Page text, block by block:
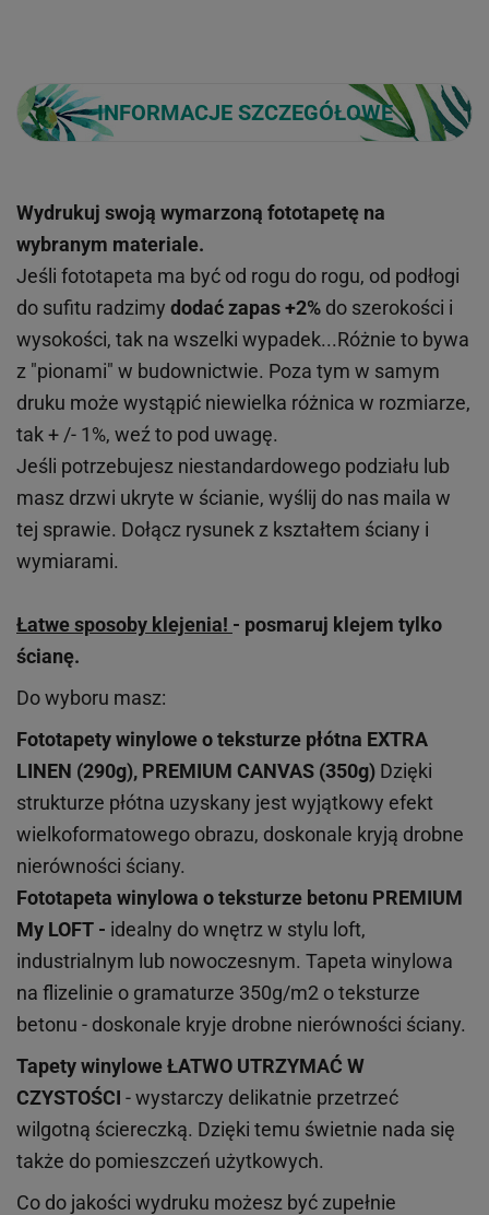
INFORMACJE SZCZEGÓŁOWE
Wydrukuj swoją wymarzoną fototapetę na
wybranym materiale.
Jeśli fototapeta ma być od rogu do rogu, od podłogi
do sufitu radzimy dodać zapas +2% do szerokości i
wysokości, tak na wszelki wypadek...Różnie to bywa
z "pionami" w budownictwie. Poza tym w samym
druku może wystąpić niewielka różnica w rozmiarze,
tak + /- 1%, weź to pod uwagę.
Jeśli potrzebujesz niestandardowego podziału lub
masz drzwi ukryte w ścianie, wyślij do nas maila w
tej sprawie. Dołącz rysunek z kształtem ściany i
wymiarami.
Łatwe sposoby klejenia! - posmaruj klejem tylko
ścianę.
Do wyboru masz:
Fototapety winylowe oteksturze płótna EXTRA
LINEN (290g), PREMIUM CANVAS (350g) Dzięki
strukturze płótna uzyskany jest wyjątkowy efekt
wielkoformatowego obrazu, doskonale kryją drobne
nierówności ściany.
Fototapeta winylowa oteksturze betonu PREMIUM
My LOFT - idealny do wnętrz w stylu loft,
industrialnym lub nowoczesnym. Tapeta winylowa
na flizelinie o gramaturze 350g/m2 o teksturze
betonu - doskonale kryje drobne nierówności ściany.
Tapety winyloweŁATWO UTRZYMAĆ W
CZYSTOŚCI - wystarczy delikatnie przetrzeć
wilgotną ściereczką. Dzięki temu świetnie nada się
także do pomieszczeń użytkowych.
Co do jakości wydruku możesz być zupełnie